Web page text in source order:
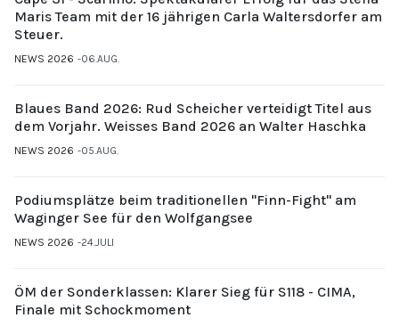
Maris Team mit der 16 jährigen Carla Waltersdorfer am
Steuer.
NEWS 2026 06.AUG.
Blaues Band 2026: Rud Scheicher verteidigt Titel aus
dem Vorjahr. Weisses Band 2026 an Walter Haschka
NEWS 2026 05.AUG.
Podiumsplätze beim traditionellen "Finn-Fight" am
Waginger See für den Wolfgangsee
NEWS 2026 24.JULI
ÖM der Sonderklassen: Klarer Sieg für S118 - CIMA,
Finale mit Schockmoment